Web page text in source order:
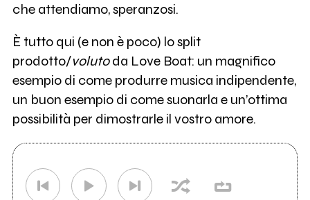
che attendiamo, speranzosi.
È tutto qui (e non è poco) lo split
prodotto/volutoda Love Boat: un magnifico
esempio di come produrre musica indipendente,
un buon esempio di come suonarla e un’ottima
possibilità per dimostrarle il vostro amore.